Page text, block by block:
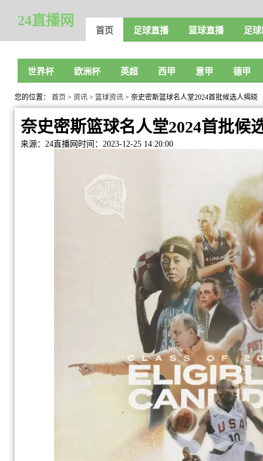
24直播网
首页 足球直播 篮球直播 足
世界杯 欧洲杯 英超 西甲 意甲 德甲
您的位置： 首页 > 资讯 > 篮球资讯 > 奈史密斯篮球名人堂2024首批候选人揭晓
奈史密斯篮球名人堂2024首批候
来源：24直播网 时间：2023-12-25 14:20:00